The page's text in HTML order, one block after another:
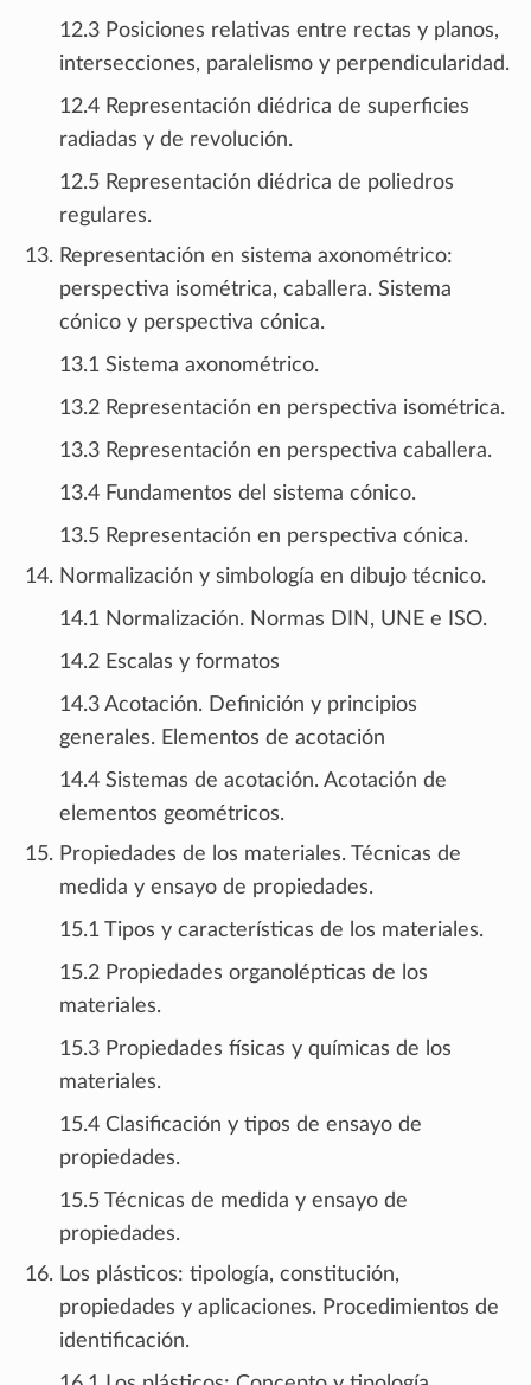
12.3 Posiciones relativas entre rectas y planos,
intersecciones, paralelismo y perpendicularidad.
12.4 Representación diédrica de superficies
radiadas y de revolución.
12.5 Representación diédrica de poliedros
regulares.
Representación en sistema axonométrico:
perspectiva isométrica, caballera. Sistema
cónico y perspectiva cónica.
13.1 Sistema axonométrico.
13.2 Representación en perspectiva isométrica.
13.3 Representación en perspectiva caballera.
13.4 Fundamentos del sistema cónico.
13.5 Representación en perspectiva cónica.
Normalización y simbología en dibujo técnico.
14.1 Normalización. Normas DIN, UNE e ISO.
14.2 Escalas y formatos
14.3 Acotación. Definición y principios
generales. Elementos de acotación
14.4 Sistemas de acotación. Acotación de
elementos geométricos.
Propiedades de los materiales. Técnicas de
medida y ensayo de propiedades.
15.1 Tipos y características de los materiales.
15.2 Propiedades organolépticas de los
materiales.
15.3 Propiedades físicas y químicas de los
materiales.
15.4 Clasificación y tipos de ensayo de
propiedades.
15.5 Técnicas de medida y ensayo de
propiedades.
Los plásticos: tipología, constitución,
propiedades y aplicaciones. Procedimientos de
identificación.